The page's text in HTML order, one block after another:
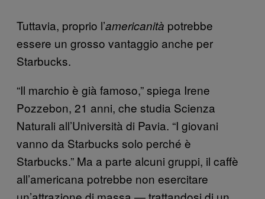
Tuttavia, proprio l’americanità potrebbe
essere un grosso vantaggio anche per
Starbucks.
“Il marchio è già famoso,” spiega Irene
Pozzebon, 21 anni, che studia Scienza
Naturali all’Università di Pavia. “I giovani
vanno da Starbucks solo perché è
Starbucks.” Ma a parte alcuni gruppi, il caffè
all’americana potrebbe non esercitare